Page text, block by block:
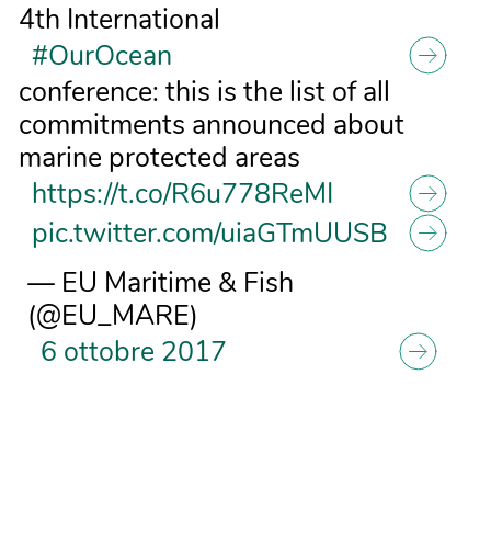
4th International
#OurOcean
conference: this is the list of all
commitments announced about
marine protected areas
https://t.co/R6u778ReMI
pic.twitter.com/uiaGTmUUSB
— EU Maritime & Fish
(@EU_MARE)
6 ottobre 2017